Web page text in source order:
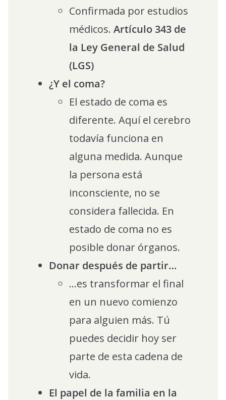
Confirmada por estudios
médicos. Artículo 343 de
la Ley General de Salud
(LGS)
¿Y el coma?
El estado de coma es
diferente. Aquí el cerebro
todavía funciona en
alguna medida. Aunque
la persona está
inconsciente, no se
considera fallecida. En
estado de coma no es
posible donar órganos.
Donar después de partir…
…es transformar el final
en un nuevo comienzo
para alguien más. Tú
puedes decidir hoy ser
parte de esta cadena de
vida.
El papel de la familia en la